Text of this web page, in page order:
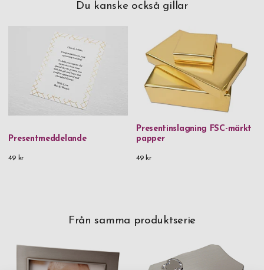
Du kanske också gillar
Presentmeddelande
49 kr
Presentinslagning FSC-märkt
papper
49 kr
Från samma produktserie